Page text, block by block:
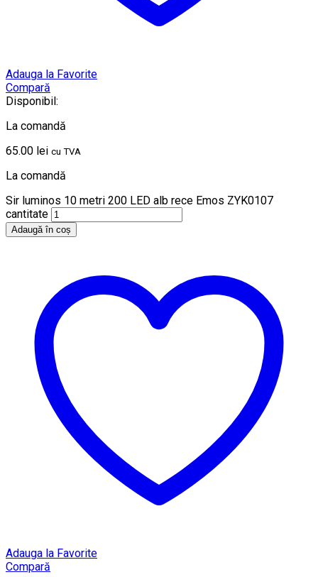
Adauga la Favorite
Compară
Disponibil:
La comandă
65.00 lei cu TVA
La comandă
Sir luminos 10 metri 200 LED alb rece Emos ZYK0107
cantitate
Adaugă în coș
Adauga la Favorite
Compară